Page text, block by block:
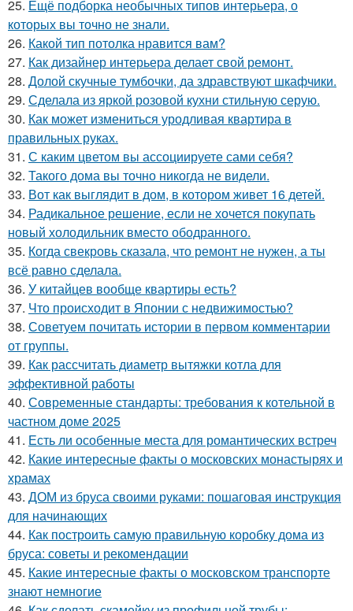
25. Ещё подборка необычных типов интерьера, о
которых вы точно не знали.
26. Какой тип потолка нравится вам?
27. Как дизайнер интерьера делает свой ремонт.
28. Долой скучные тумбочки, да здравствуют шкафчики.
29. Сделала из яркой розовой кухни стильную серую.
30. Как может измениться уродливая квартира в
правильных руках.
31. С каким цветом вы ассоциируете сами себя?
32. Такого дома вы точно никогда не видели.
33. Вот как выглядит в дом, в котором живет 16 детей.
34. Радикальное решение, если не хочется покупать
новый холодильник вместо ободранного.
35. Когда свекровь сказала, что ремонт не нужен, а ты
всё равно сделала.
36. У китайцев вообще квартиры есть?
37. Что происходит в Японии с недвижимостью?
38. Советуем почитать истории в первом комментарии
от группы.
39. Как рассчитать диаметр вытяжки котла для
эффективной работы
40. Современные стандарты: требования к котельной в
частном доме 2025
41. Есть ли особенные места для романтических встреч
42. Какие интересные факты о московских монастырях и
храмах
43. ДОМ из бруса своими руками: пошаговая инструкция
для начинающих
44. Как построить самую правильную коробку дома из
бруса: советы и рекомендации
45. Какие интересные факты о московском транспорте
знают немногие